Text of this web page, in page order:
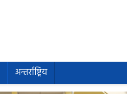
अन्तर्राष्ट्रिय